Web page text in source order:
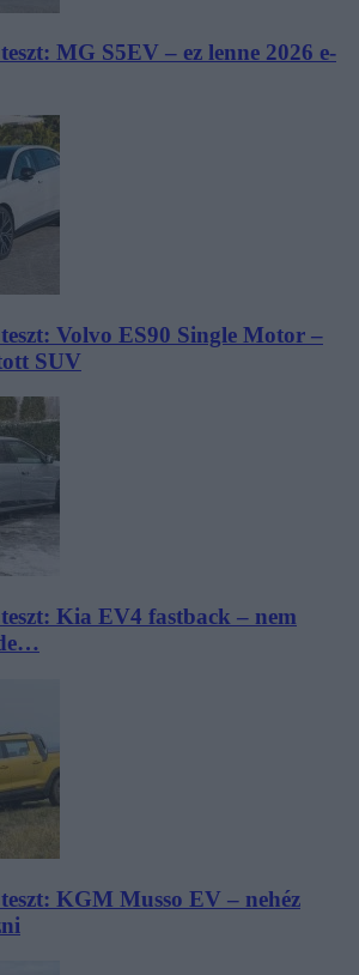
MG S5EV – ez lenne 2026 e-
Volvo ES90 Single Motor –
SUV
Kia EV4 fastback – nem
KGM Musso EV – nehéz